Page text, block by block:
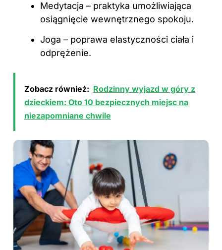
Medytacja – praktyka umożliwiająca
osiągnięcie wewnętrznego spokoju.
Joga – poprawa elastyczności ciała i
odprężenie.
Zobacz również: Rodzinny wyjazd w góry z
dzieckiem: Oto 10 bezpiecznych miejsc na
niezapomniane chwile